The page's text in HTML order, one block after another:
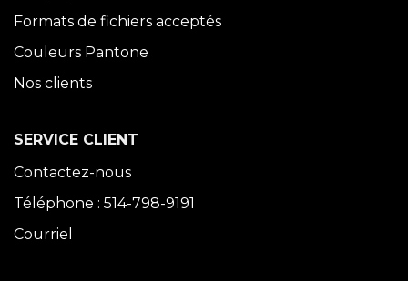
Formats de fichiers acceptés
Couleurs Pantone
Nos clients
SERVICE CLIENT
Contactez-nous
Téléphone : 514-798-9191
Courriel